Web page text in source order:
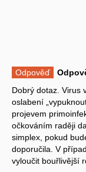
Odpověď
Dobrý dotaz. Virus
oslabení
projevem
očkováním raději
simplex, pokud
doporučila. V
vyloučit bouřlivější